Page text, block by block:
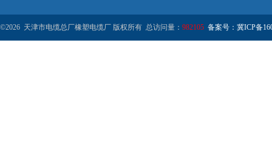
©2026 天津市电缆总厂橡塑电缆厂 版权所有 总访问量： 982105 备案号：冀ICP备